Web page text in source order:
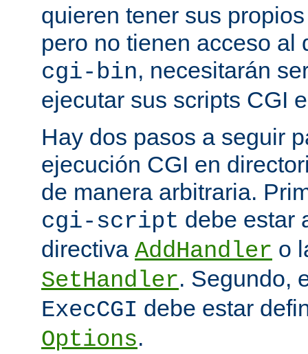
quieren tener sus
pero no tienen acceso al
cgi-bin, necesitarán
ejecutar sus scripts CGI
Hay dos pasos a seguir
ejecución CGI en
de manera arbitraria.
cgi-script debe estar
directiva AddHandler o
SetHandler. Segundo,
ExecCGI debe estar
Options.